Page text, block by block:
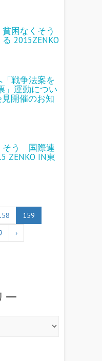
貧困なくそう
2015ZENKO
戦争法案を
」運動につい
開催のお知
そう 国際連
ZENKO IN東
159
›
ー